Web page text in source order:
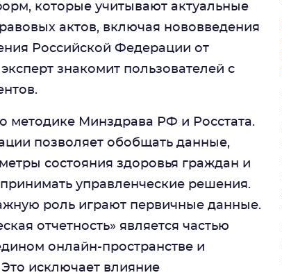
которые учитывают актуальные
актов, включая нововведения
Российской Федерации от
знакомит пользователей с
методике Минздрава РФ и Росстата.
позволяет обобщать данные,
состояния здоровья граждан и
управленческие решения.
роль играют первичные данные.
отчетность» является частью
онлайн-пространстве и
исключает влияние